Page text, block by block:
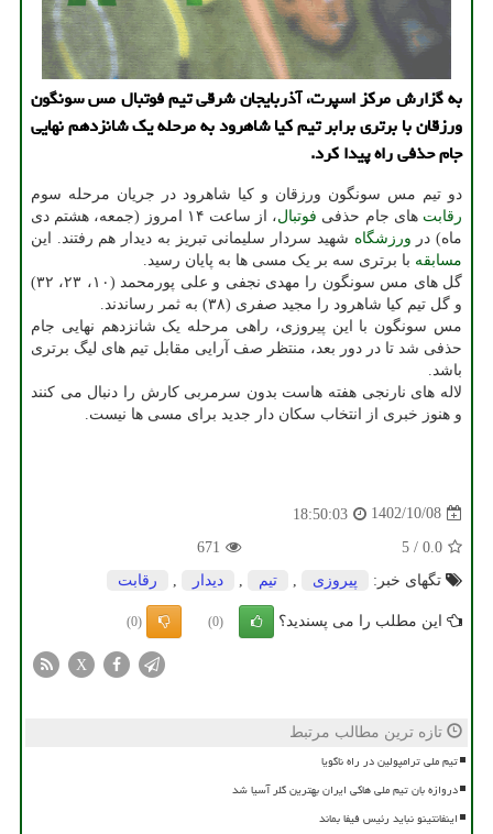
به گزارش مرکز اسپرت، آذربایجان شرقی تیم فوتبال مس سونگون
ورزقان با برتری برابر تیم کیا شاهرود به مرحله یک شانزدهم نهایی
جام حذفی راه پیدا کرد.
دو تیم مس سونگون ورزقان و کیا شاهرود در جریان مرحله سوم
رقابت های جام حذفی فوتبال
، از ساعت ۱۴ امروز (جمعه، هشتم دی
ماه) در ورزشگاه شهید سردار سلیمانی تبریز به دیدار هم رفتند. این
مسابقه با برتری سه بر یک مسی ها به پایان رسید.
گل های مس سونگون را مهدی نجفی و علی پورمحمد (۱۰، ۲۳، ۳۲)
و گل تیم کیا شاهرود را مجید صفری (۳۸) به ثمر رساندند.
مس سونگون با این پیروزی، راهی مرحله یک شانزدهم نهایی جام
حذفی شد تا در دور بعد، منتظر صف آرایی مقابل تیم های لیگ برتری
باشد.
لاله های نارنجی هفته هاست بدون سرمربی کارش را دنبال می کنند
و هنوز خبری از انتخاب سکان دار جدید برای مسی ها نیست.
1402/10/08
18:50:03
0.0
/
5
671
تگهای خبر:
پیروزی تیم دیدار رقابت
این مطلب را می پسندید؟ (0)
(0)
X
تازه ترین مطالب مرتبط
تیم ملی ترامپولین در راه ناگویا
دروازه بان تیم ملی هاکی ایران بهترین گلر آسیا شد
اینفانتینو نباید رئیس فیفا بماند